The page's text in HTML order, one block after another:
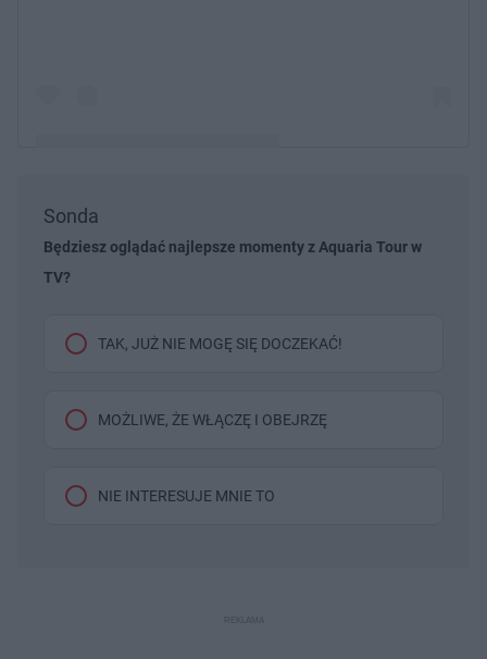
Post udostępniony przez AQ🌙ARIA (@dodaqueen)
Sonda
Będziesz oglądać najlepsze momenty z Aquaria Tour w
TV?
TAK, JUŻ NIE MOGĘ SIĘ DOCZEKAĆ!
MOŻLIWE, ŻE WŁĄCZĘ I OBEJRZĘ
NIE INTERESUJE MNIE TO